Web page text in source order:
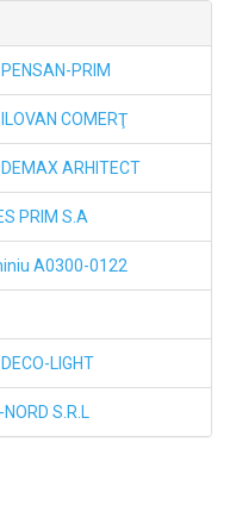
PRIM
COMERŢ
ARHITECT
PRIM S.A
A0300-0122
LIGHT
S.R.L